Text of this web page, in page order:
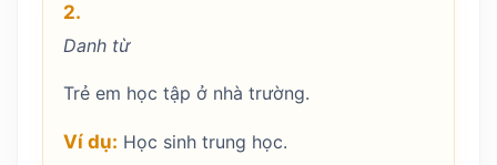
2.
Danh từ
Trẻ em học tập ở nhà trường.
Ví dụ: Học sinh trung học.